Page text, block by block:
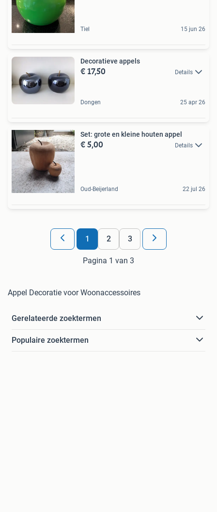
Tiel 15 jun 26
Decoratieve appels
€ 17,50 Details
Dongen 25 apr 26
Set: grote en kleine houten appel
€ 5,00 Details
Oud-Beijerland 22 jul 26
1 2 3
Pagina 1 van 3
Appel Decoratie voor Woonaccessoires
Gerelateerde zoektermen
Populaire zoektermen